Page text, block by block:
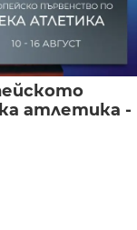
атлетика -